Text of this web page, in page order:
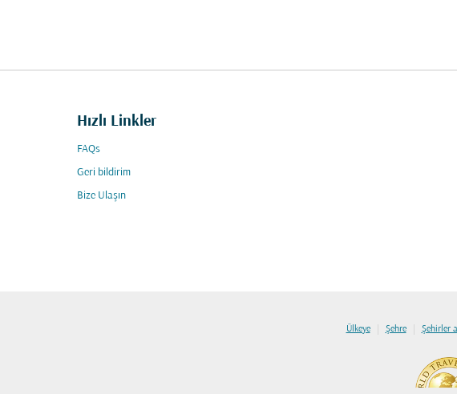
Hızlı Linkler
FAQs
Geri bildirim
Bize Ulaşın
Ülkeye | Şehre | Şehirler